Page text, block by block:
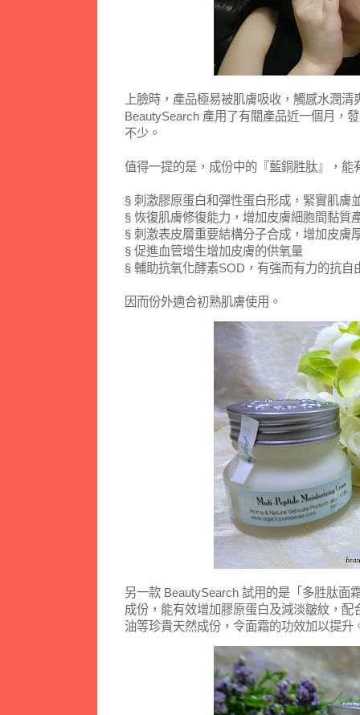
上臉時，產品極易被肌膚吸收，觸感水潤
BeautySearch 產用了有關產品近一個月，
不少。
值得一提的是，成份中的『藍銅胜肽』，能
§ 刺激膠原蛋白和彈性蛋白形成，緊實肌膚
§ 恢復肌膚修復能力，增加皮膚細胞間黏質
§ 刺激表皮層重要結構分子合成，增加皮膚
§ 促進血管增生增加皮膚的供氧量
§ 輔助抗氧化酵素SOD，有強而有力的抗自
因而份外適合初熟肌膚使用。
另一款 BeautySearch 試用的是「多胜肽面
成份，能有效增加膠原蛋白及減淡皺紋，
油等珍貴天然成份，令面霜的功效加以提升